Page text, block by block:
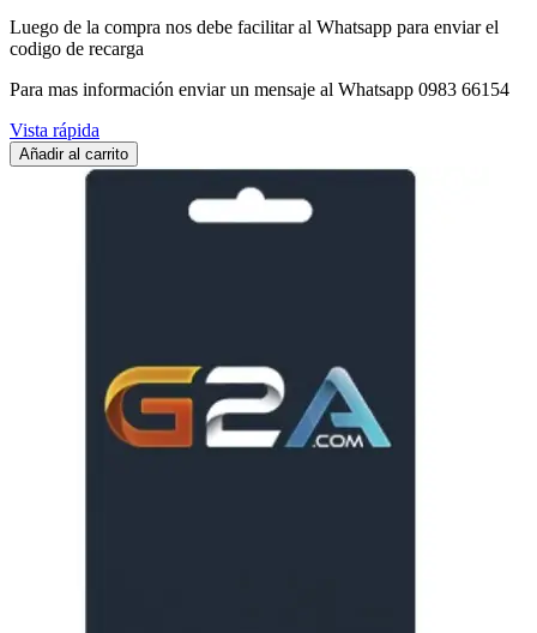
Luego de la compra nos debe facilitar al Whatsapp para enviar el
codigo de recarga
Para mas información enviar un mensaje al Whatsapp 0983 66154
Vista rápida
Añadir al carrito